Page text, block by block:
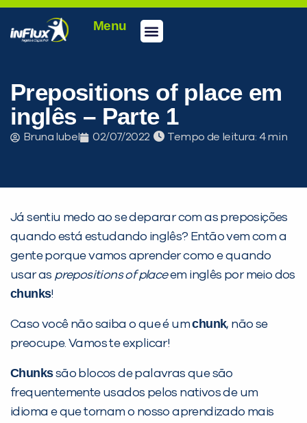
Menu
Prepositions of place em
inglês – Parte 1
Bruna Iubel 02/07/2022 Tempo de leitura:
Já sentiu medo ao se deparar com as preposições
quando está estudando inglês? Então vem com a
gente porque vamos aprender como e quando
usar as prepositions of placeem inglês por meio dos
chunks!
Caso você não saiba o que é umchunk, não se
preocupe. Vamos te explicar!
Chunkssão blocos de palavras que são
frequentemente usados pelos nativos de um
idioma e que tornam o nosso aprendizado mais